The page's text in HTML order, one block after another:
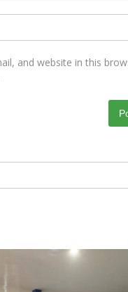
and website in this